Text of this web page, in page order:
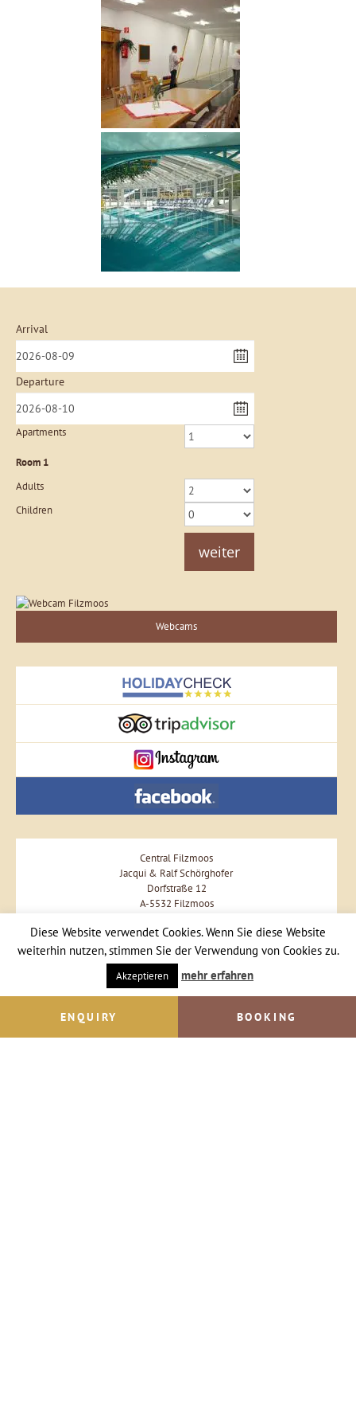
ENQUIRY BOOKING
Arrival
Departure
Apartments
Room 1
Adults
Children
weiter
Webcams
Central Filzmoos
Jacqui & Ralf Schörghofer
Dorfstraße 12
A-5532 Filzmoos
Send Email
Diese Website verwendet Cookies. Wenn Sie diese Website
weiterhin nutzen, stimmen Sie der Verwendung von Cookies zu.
Akzeptieren mehr erfahren